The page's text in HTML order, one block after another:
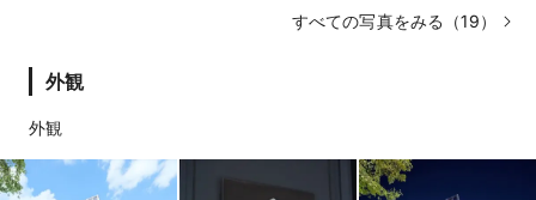
すべての写真をみる（19）
外観
外観